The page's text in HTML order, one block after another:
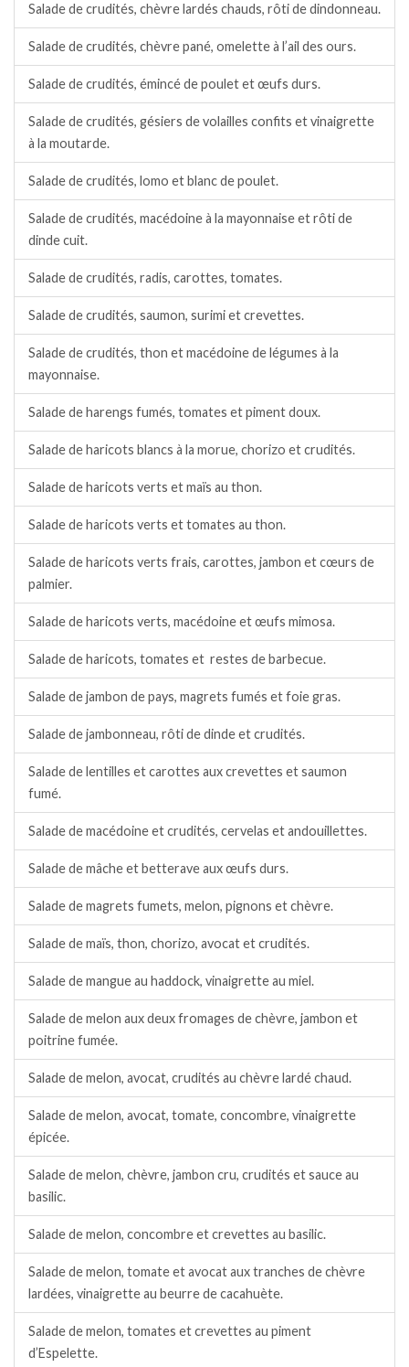
Salade de crudités, chèvre lardés chauds, rôti de dindonneau.
Salade de crudités, chèvre pané, omelette à l’ail des ours.
Salade de crudités, émincé de poulet et œufs durs.
Salade de crudités, gésiers de volailles confits et vinaigrette
à la moutarde.
Salade de crudités, lomo et blanc de poulet.
Salade de crudités, macédoine à la mayonnaise et rôti de
dinde cuit.
Salade de crudités, radis, carottes, tomates.
Salade de crudités, saumon, surimi et crevettes.
Salade de crudités, thon et macédoine de légumes à la
mayonnaise.
Salade de harengs fumés, tomates et piment doux.
Salade de haricots blancs à la morue, chorizo et crudités.
Salade de haricots verts et maïs au thon.
Salade de haricots verts et tomates au thon.
Salade de haricots verts frais, carottes, jambon et cœurs de
palmier.
Salade de haricots verts, macédoine et œufs mimosa.
Salade de haricots, tomates et restes de barbecue.
Salade de jambon de pays, magrets fumés et foie gras.
Salade de jambonneau, rôti de dinde et crudités.
Salade de lentilles et carottes aux crevettes et saumon
fumé.
Salade de macédoine et crudités, cervelas et andouillettes.
Salade de mâche et betterave aux œufs durs.
Salade de magrets fumets, melon, pignons et chèvre.
Salade de maïs, thon, chorizo, avocat et crudités.
Salade de mangue au haddock, vinaigrette au miel.
Salade de melon aux deux fromages de chèvre, jambon et
poitrine fumée.
Salade de melon, avocat, crudités au chèvre lardé chaud.
Salade de melon, avocat, tomate, concombre, vinaigrette
épicée.
Salade de melon, chèvre, jambon cru, crudités et sauce au
basilic.
Salade de melon, concombre et crevettes au basilic.
Salade de melon, tomate et avocat aux tranches de chèvre
lardées, vinaigrette au beurre de cacahuète.
Salade de melon, tomates et crevettes au piment
d’Espelette.